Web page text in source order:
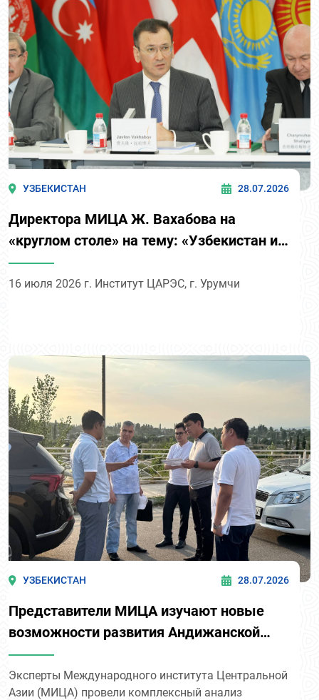
УЗБЕКИСТАН 28.07.2026
Директора МИЦА Ж. Вахабова на
«круглом столе» на тему: «Узбекистан и
ЦАРЭС: партнёрство во имя устойчивого
развития и предотвращения возврата к
16 июля 2026 г. Институт ЦАРЭС, г. Урумчи
УЗБЕКИСТАН 28.07.2026
Представители МИЦА изучают новые
возможности развития Андижанской
области
Эксперты Международного института Центральной
Азии (МИЦА) провели комплексный анализ